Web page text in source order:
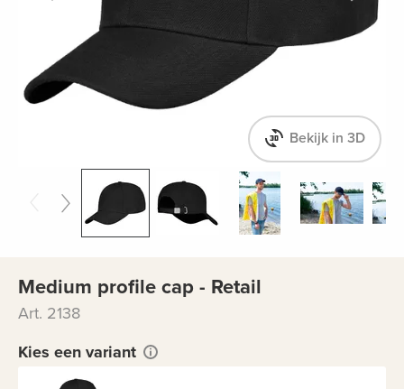
Bekijk in 3D
Medium profile cap - Retail
Art. 2138
Kies een variant